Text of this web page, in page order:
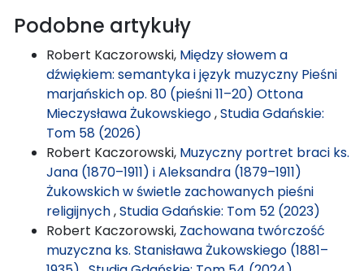
Podobne artykuły
Robert Kaczorowski, Między słowem a
dźwiękiem: semantyka i język muzyczny Pieśni
marjańskich op. 80 (pieśni 11–20) Ottona
Mieczysława Żukowskiego,Studia Gdańskie:
Tom 58 (2026)
Robert Kaczorowski, Muzyczny portret braci ks.
Jana (1870–1911) i Aleksandra (1879–1911)
Żukowskich w świetle zachowanych pieśni
religijnych,Studia Gdańskie: Tom 52 (2023)
Robert Kaczorowski, Zachowana twórczość
muzyczna ks. Stanisława Żukowskiego (1881–